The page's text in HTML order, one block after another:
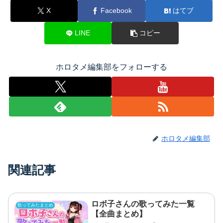
X Facebook はてブ
LINE コピー
ホロタメ編集部をフォローする
ホロタメ編集部
関連記事
歌ってみたまとめ
ロボ子さんの歌ってみた一覧
【全曲まとめ】